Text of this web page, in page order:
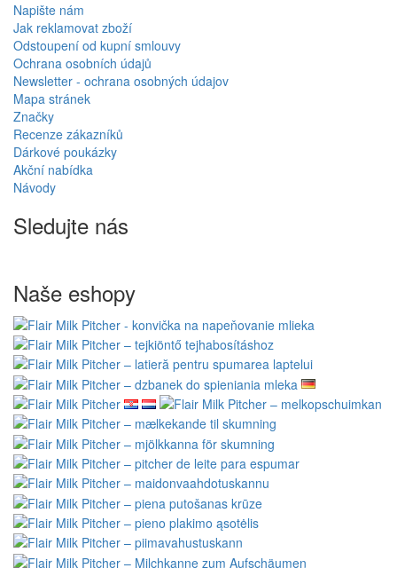
Napište nám
Jak reklamovat zboží
Odstoupení od kupní smlouvy
Ochrana osobních údajů
Newsletter - ochrana osobných údajov
Mapa stránek
Značky
Recenze zákazníků
Dárkové poukázky
Akční nabídka
Návody
Sledujte nás
Naše eshopy